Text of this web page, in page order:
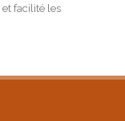
facilité les